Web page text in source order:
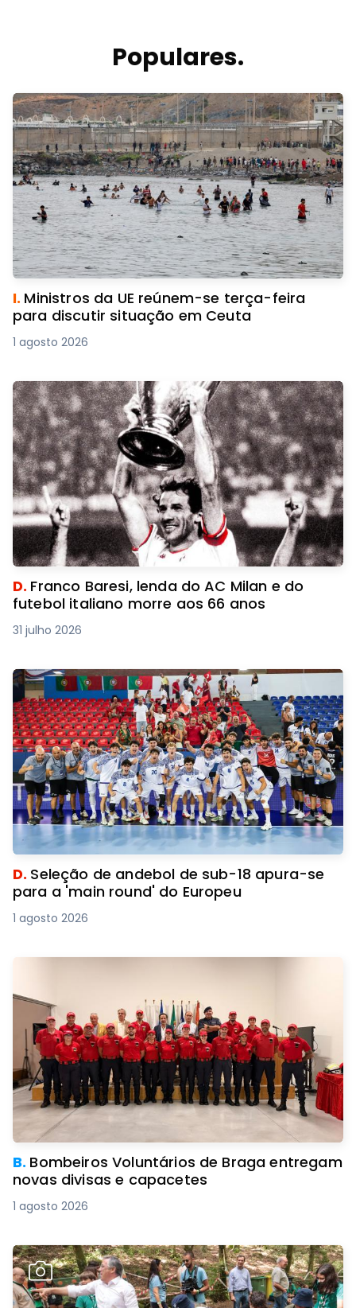
Populares.
I. Ministros da UE reúnem-se terça-feira
para discutir situação em Ceuta
1 agosto 2026
D. Franco Baresi, lenda do AC Milan e do
futebol italiano morre aos 66 anos
31 julho 2026
D. Seleção de andebol de sub-18 apura-se
para a 'main round' do Europeu
1 agosto 2026
B. Bombeiros Voluntários de Braga entregam
novas divisas e capacetes
1 agosto 2026